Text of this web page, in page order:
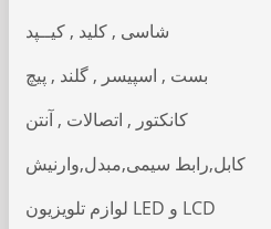
شاسی , کلید , کیــپد
بست , اسپیسر , گلند , پیچ
کانکتور , اتصالات , آنتن
کابل,رابط سیمی,مبدل,وارنیش
لوازم تلویزیون LED و LCD